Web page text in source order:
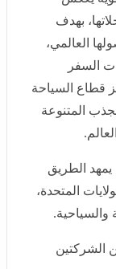
ستساهم هذه
الوطني، بما
الباب
أمام الزوار
الطريق إلى
مما
الشركتين